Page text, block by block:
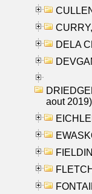
DELA
aout 2019)